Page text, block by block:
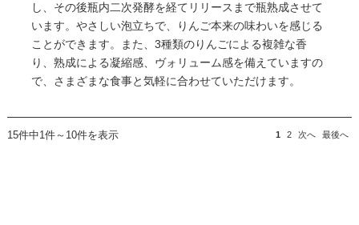
し、その後瓶内二次発酵を経てリリースまで瓶熟成させて
います。やさしい泡立ちで、りんご本来の味わいを感じる
ことができます。また、3種類のりんごによる複雑な香
り、熟成による凝縮感、ヴォリューム感を備えていますの
で、さまざまな食事と気軽に合わせていただけます。
15件中1件～10件を表示 1 2 次へ 最後へ